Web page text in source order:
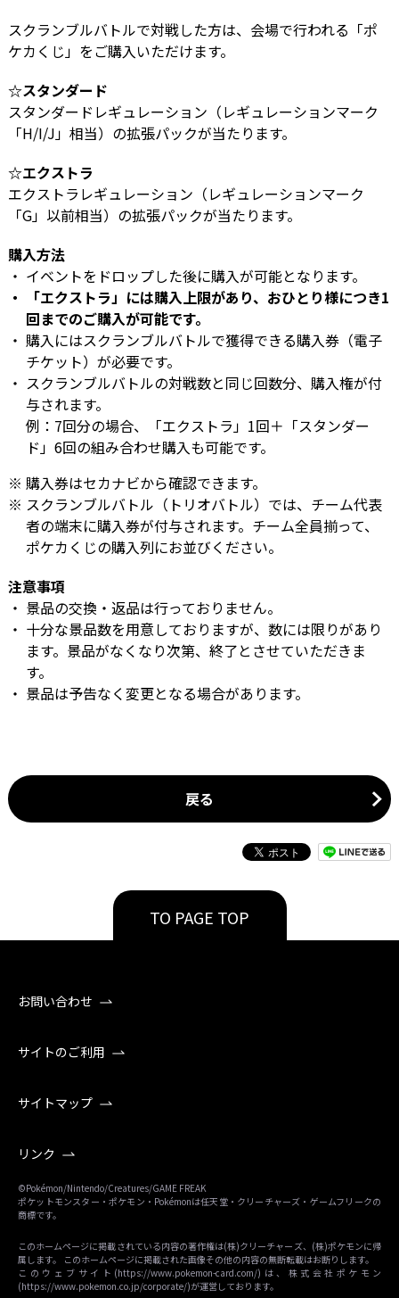
スクランブルバトルで対戦した方は、会場で行われる「ポ
ケカくじ」をご購入いただけます。
☆スタンダード
スタンダードレギュレーション（レギュレーションマーク
「H/I/J」相当）の拡張パックが当たります。
☆エクストラ
エクストラレギュレーション（レギュレーションマーク
「G」以前相当）の拡張パックが当たります。
購入方法
イベントをドロップした後に購入が可能となります。
「エクストラ」には購入上限があり、おひとり様につき1
回までのご購入が可能です。
購入にはスクランブルバトルで獲得できる購入券（電子
チケット）が必要です。
スクランブルバトルの対戦数と同じ回数分、購入権が付
与されます。
例：7回分の場合、「エクストラ」1回＋「スタンダー
ド」6回の組み合わせ購入も可能です。
購入券はセカナビから確認できます。
スクランブルバトル（トリオバトル）では、チーム代表
者の端末に購入券が付与されます。チーム全員揃って、
ポケカくじの購入列にお並びください。
注意事項
景品の交換・返品は行っておりません。
十分な景品数を用意しておりますが、数には限りがあり
ます。景品がなくなり次第、終了とさせていただきま
す。
景品は予告なく変更となる場合があります。
戻る
TO PAGE TOP
お問い合わせ
サイトのご利用
サイトマップ
リンク
©Pokémon/Nintendo/Creatures/GAME FREAK
ポケットモンスター・ポケモン・Pokémonは任天堂・クリーチャーズ・ゲームフリークの
商標です。
このホームページに掲載されている内容の著作権は(株)クリーチャーズ、(株)ポケモンに帰
属します。 このホームページに掲載された画像その他の内容の無断転載はお断りします。
このウェブサイト(https://www.pokemon-card.com/)は、株式会社ポケモン
(https://www.pokemon.co.jp/corporate/)が運営しております。